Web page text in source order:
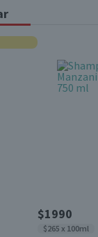
bucal
$1990
$265 x 100ml